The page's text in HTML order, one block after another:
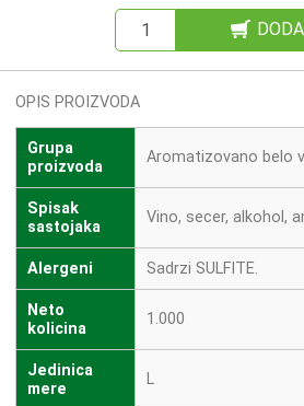
OPIS PROIZVODA
Grupa
proizvoda
Aromatizovano belo
Spisak
sastojaka
Vino, secer, alkohol,
Alergeni Sadrzi SULFITE.
Neto
kolicina
1.000
Jedinica
mere
L